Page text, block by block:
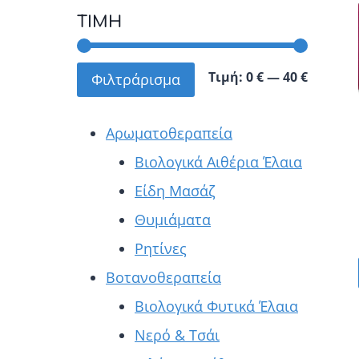
ΤΙΜΉ
Ελάχιστη
Μέγιστη
Φιλτράρισμα Τιμή: 0 €—40 €
Αρωματοθεραπεία
Βιολογικά Αιθέρια Έλαια
Είδη Μασάζ
Θυμιάματα
Ρητίνες
Βοτανοθεραπεία
Βιολογικά Φυτικά Έλαια
Νερό & Τσάι